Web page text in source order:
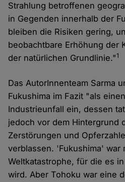
Strahlung betroffenen
in Gegenden innerhalb der
bleiben die Risiken gering,
beobachtbare Erhöhung der
der natürlichen Grundlinie."1
Das AutorInnenteam Sarma
Fukushima im Fazit "als
Industrieunfall ein, dessen
jedoch vor dem Hintergrund
Zerstörungen und
verblassen. 'Fukushima' war
Weltkatastrophe, für die es
wird. Aber Tohoku war eine